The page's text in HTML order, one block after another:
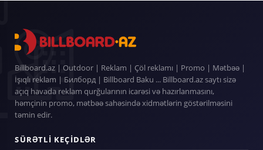
Billboard.az | Outdoor | Reklam | Çöl reklamı | Promo | Mətbəə |
İşıqlı reklam | Билборд | Billboard Baku ... Billboard.az saytı sizə
açıq havada reklam qurğularının icarəsi və hazırlanmasını,
həmçinin promo, mətbəə sahəsində xidmətlərin göstərilməsini
təmin edir.
SÜRƏTLI KEÇIDLƏR